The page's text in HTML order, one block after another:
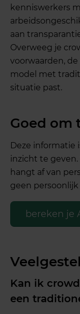
kenniswerkers
aan
Overweeg je
voorwaarden,
model met
situatie past.
Goed om
Deze informatie
inzicht te
hangt af van
geen
bereken je
Kan ik
een